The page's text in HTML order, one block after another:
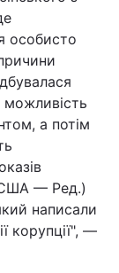
особисто
можливість
а потім
— Ред.)
написали
корупції", —